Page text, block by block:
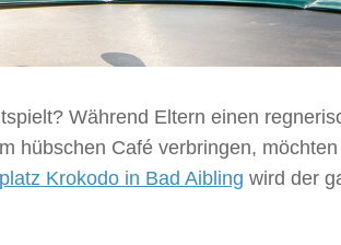
Während Eltern einen
hübschen Café verbringen,
Krokodo in Bad Aibling wird der